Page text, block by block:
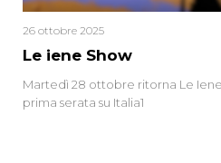
Le iene Show
26 ottobre 2025
Martedì 28 ottobre ritorna Le
prima serata su Italia1